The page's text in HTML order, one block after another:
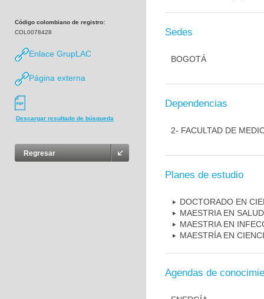
Código colombiano de registro:
COL0078428
Enlace GrupLAC
Página externa
Descargar resultado de búsqueda
Regresar
Sedes
BOGOTÁ
Dependencias
2- FACULTAD DE
Planes de estudio
DOCTORADO EN
MAESTRIA EN
MAESTRIA EN
MAESTRÍA EN
Agendas de